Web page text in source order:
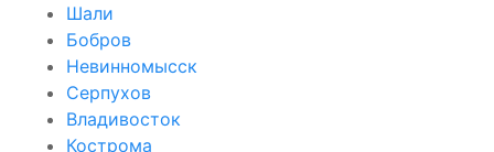
Шали
Бобров
Невинномысск
Серпухов
Владивосток
Кострома